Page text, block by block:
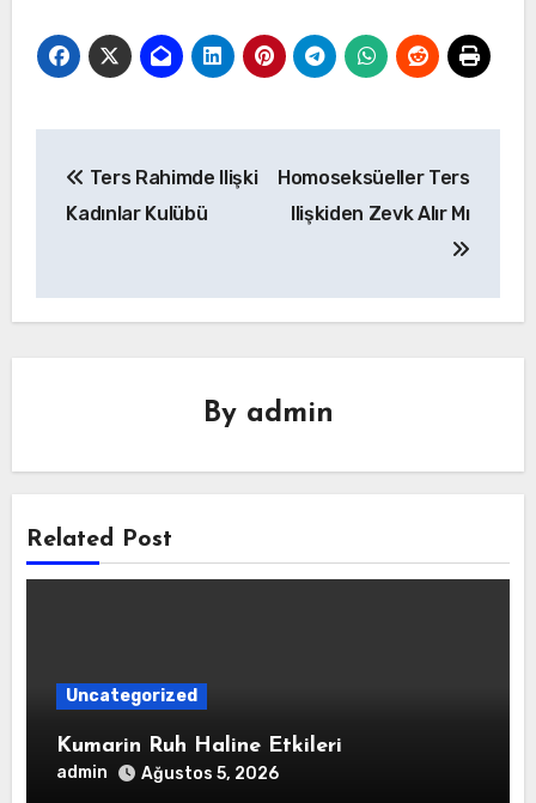
gezinmesi
Ters Rahimde Ilişki
Kadınlar Kulübü
Homoseksüeller Ters
Ilişkiden Zevk Alır Mı
By admin
Related Post
Uncategorized
Kumarin Ruh Haline Etkileri
admin Ağustos 5, 2026